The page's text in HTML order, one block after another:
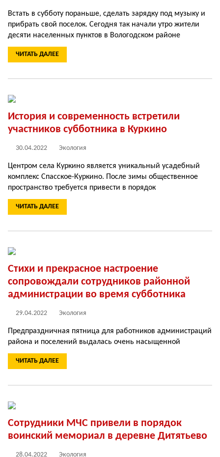
Встать в субботу пораньше, сделать зарядку под музыку и
прибрать свой поселок. Сегодня так начали утро жители
десяти населенных пунктов в Вологодском районе
ЧИТАТЬ ДАЛЕЕ
История и современность встретили
участников субботника в Куркино
30.04.2022 Экология
Центром села Куркино является уникальный усадебный
комплекс Спасское-Куркино. После зимы общественное
пространство требуется привести в порядок
ЧИТАТЬ ДАЛЕЕ
Стихи и прекрасное настроение
сопровождали сотрудников районной
администрации во время субботника
29.04.2022 Экология
Предпраздничная пятница для работников администраций
района и поселений выдалась очень насыщенной
ЧИТАТЬ ДАЛЕЕ
Сотрудники МЧС привели в порядок
воинский мемориал в деревне Дитятьево
28.04.2022 Экология